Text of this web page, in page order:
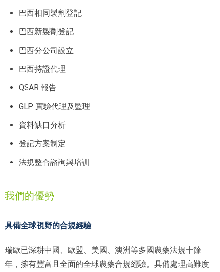
巴西相同製劑登記
巴西新製劑登記
巴西分公司設立
巴西持證代理
QSAR 報告
GLP 實驗代理及監理
資料缺口分析
登記方案制定
法規整合諮詢與培訓
我們的優勢
具備全球視野的合規經驗
瑞歐已深耕中國、歐盟、美國、澳洲等多國農藥法規十餘
年，擁有豐富且全面的全球農藥合規經驗。具備處理高難度